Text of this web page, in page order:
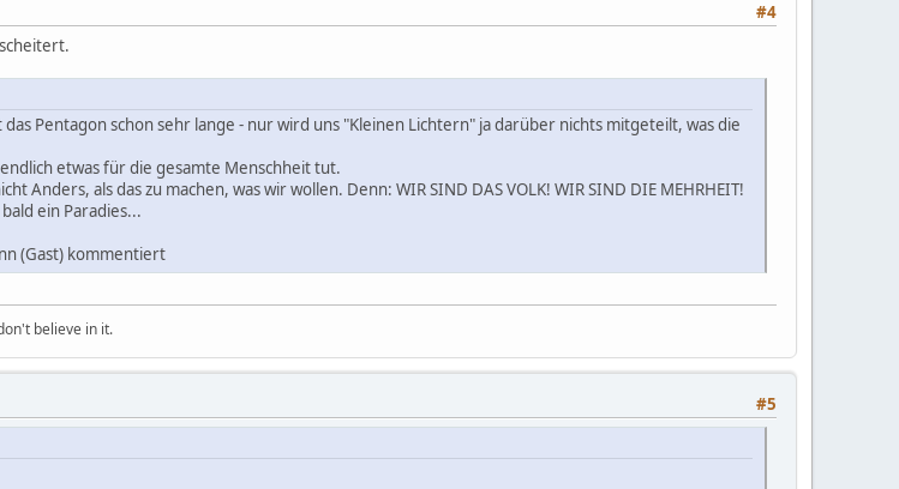
#4
Pentagon schon sehr lange - nur wird uns "Kleinen Lichtern" ja darüber nichts mitgeteilt, was die
endlich etwas für die gesamte Menschheit tut.
Anders, als das zu machen, was wir wollen. Denn: WIR SIND DAS VOLK! WIR SIND DIE MEHRHEIT!
ein Paradies...
(Gast) kommentiert
believe in it.
#5